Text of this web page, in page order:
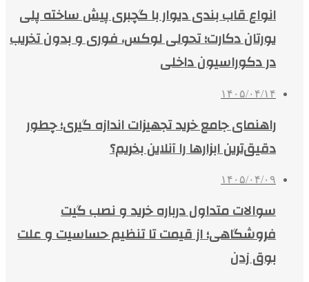
انواع قاب بندی دیوار با گچبری پیش ساخته پلی
یورتان دکارت؛ تحولی لوکس، فوری و بدون تخریب
در دکوراسیون داخلی
۱۴۰۵/۰۴/۱۴
راهنمای جامع خرید تجهیزات اندازه گیری؛ چطور
دقیق‌ترین ابزارها را آنلاین بخریم؟
۱۴۰۵/۰۴/۰۹
سوالات متداول درباره خرید و نصب گیت
فروشگاهی؛ از قیمت تا تنظیم حساسیت و علت
بوق زدن